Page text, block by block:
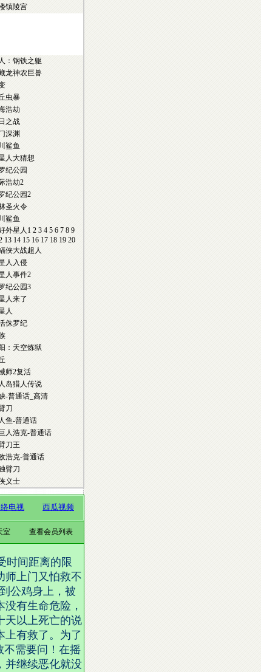
室 查看会员列表
时间距离的限
师上门又怕救不
公鸡身上，被
有生命危险，
天以上死亡的说
上有救了。为了
不需要问！在摇
并继续恶化就没